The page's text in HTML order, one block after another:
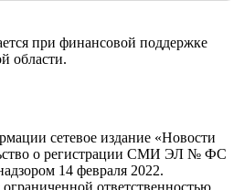
при финансовой поддержке
области.
сетевое издание «Новости
о регистрации СМИ ЭЛ № ФС
14 февраля 2022.
ответственностью